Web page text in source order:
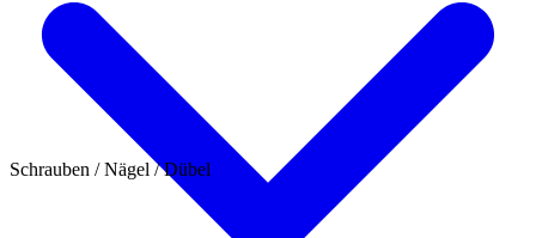
Schrauben / Nägel / Dübel